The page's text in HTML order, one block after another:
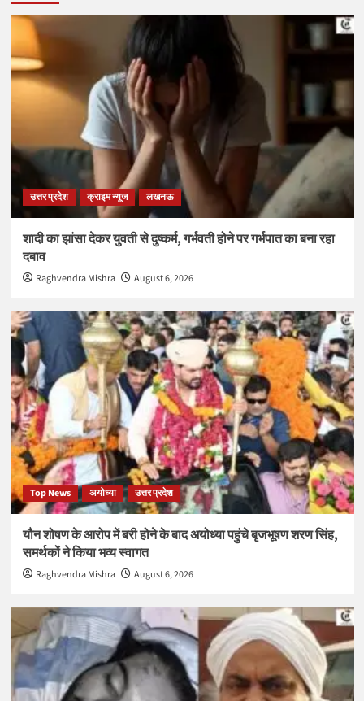
उत्तर प्रदेश क्राइम न्यूज लखनऊ
शादी का झांसा देकर युवती से दुष्कर्म, गर्भवती होने पर गर्भपात का बना रहा
दबाव
Raghvendra Mishra August 6, 2026
Top News अयोध्या उत्तर प्रदेश
यौन शोषण के आरोप में बरी होने के बाद अयोध्या पहुंचे बृजभूषण शरण सिंह,
समर्थकों ने किया भव्य स्वागत
Raghvendra Mishra August 6, 2026